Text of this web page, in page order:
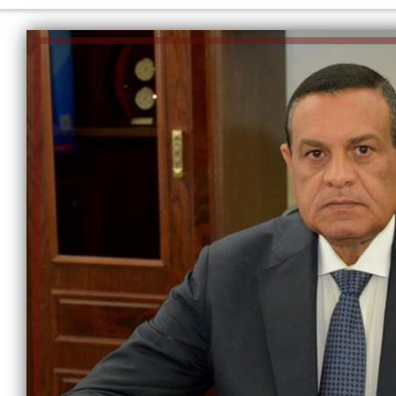
إلهام شرشر تكتب: دي مبقتش كورة..
الكاتبة إلهام شرشر تهنئ الرئيس
السيسي بعيد ميلاده وتُشيد بجهوده
في بناء الدولة